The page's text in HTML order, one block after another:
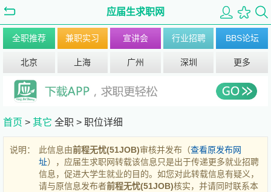
应届生求职网
全职推荐 兼职实习 宣讲会 行业招聘 BBS论坛
北京 上海 广州 深圳 更多
首页 > 其它 全职 > 职位详细
说明： 此信息由前程无忧(51JOB)审核并发布（查看原发布网
址），应届生求职网转载该信息只是出于传递更多就业招聘
信息，促进大学生就业的目的。如您对此转载信息有疑义，
请与原信息发布者前程无忧(51JOB)核实，并请同时联系本